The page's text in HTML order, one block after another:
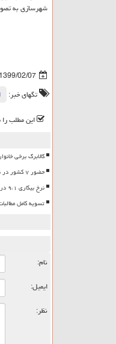
شهرسازی به
1399/02/07
تگهای خبر:
این مطلب
کالابرگ برخی
حضور ۷ کشور در بزرگترین پلتفرم تبادلات تجاری حوزه ساخت وساز
نرخ بیکاری ۹،۱ درصد شد
تسویه کامل
نام:
ایمیل:
نظر: